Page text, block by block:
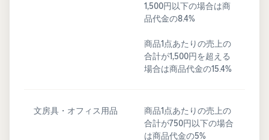
1,500円以下の場合は商
品代金の8.4%
商品1点あたりの売上の
合計が1,500円を超える
場合は商品代金の15.4%
文房具・オフィス用品
商品1点あたりの売上の
合計が750円以下の場合
は商品代金の5%